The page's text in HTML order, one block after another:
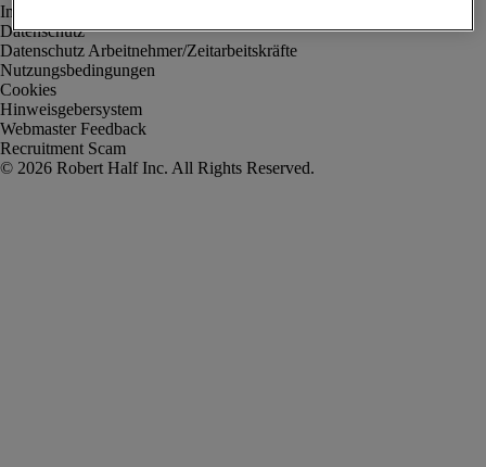
Impressum
Datenschutz
Datenschutz Arbeitnehmer/Zeitarbeitskräfte
Nutzungsbedingungen
Cookies
Hinweisgebersystem
Webmaster Feedback
Recruitment Scam